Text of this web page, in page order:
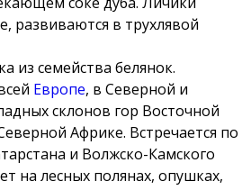
развиваются в трухлявой
из семейства белянок.
Европе, в Северной и
склонов гор Восточной
Африке. Встречается по
и Волжско-Камского
на лесных полянах, опушках,